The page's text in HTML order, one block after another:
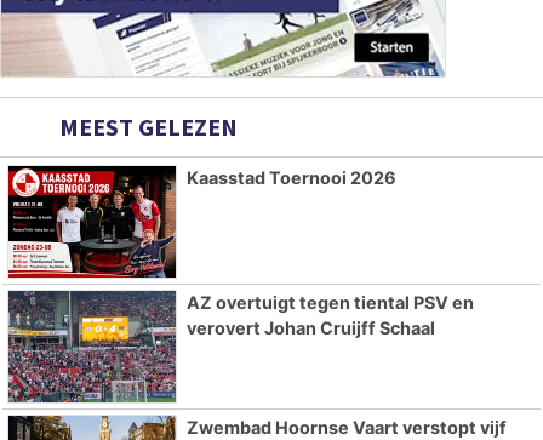
MEEST GELEZEN
Kaasstad Toernooi 2026
AZ overtuigt tegen tiental PSV en
verovert Johan Cruijff Schaal
Zwembad Hoornse Vaart verstopt vijf